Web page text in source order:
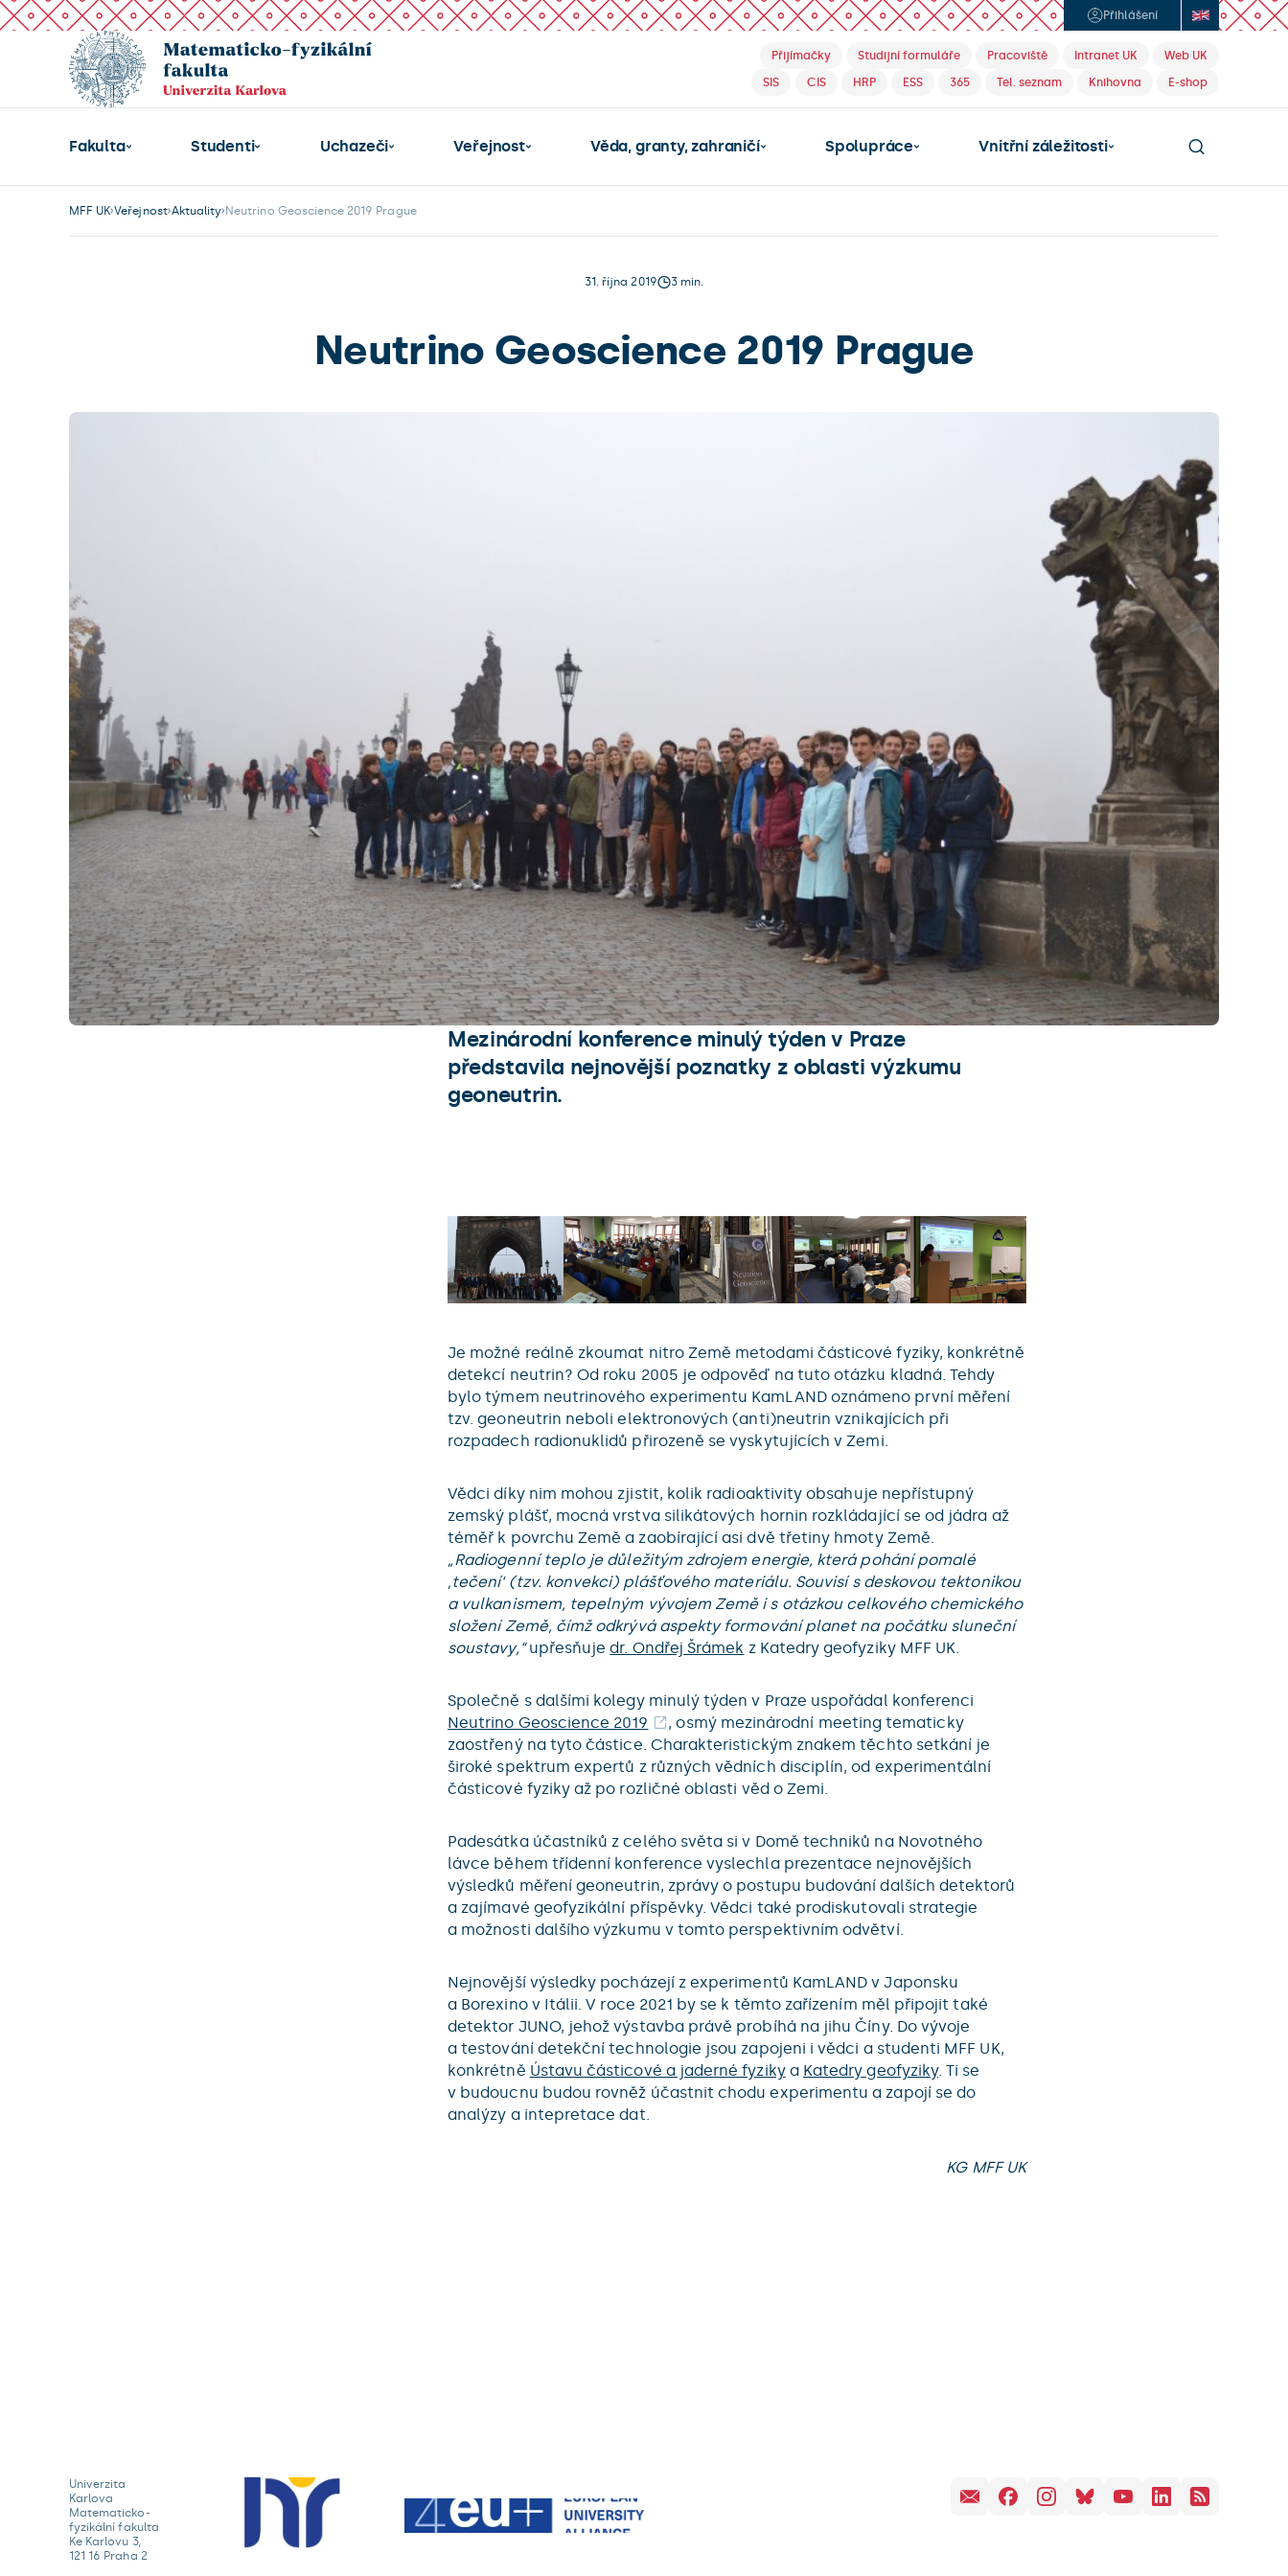
Přihlášení
Přijímačky Studijní formuláře Pracoviště Intranet UK
Web UK
SIS
CIS HRP ESS 365 Tel. seznam Knihovna E-shop
Fakulta Studenti Uchazeči Veřejnost Věda, granty, zahraničí Spolupráce Vnitřní záležitosti
MFF UK Veřejnost Aktuality Neutrino Geoscience 2019 Prague
31. října 2019 3 min.
Neutrino Geoscience 2019 Prague
Mezinárodní konference minulý týden v Praze
představila nejnovější poznatky z oblasti výzkumu
geoneutrin.
Je možné reálně zkoumat nitro Země metodami částicové fyziky, konkrétně
detekcí neutrin? Od roku 2005 je odpověď na tuto otázku kladná. Tehdy
bylo týmem neutrinového experimentu KamLAND oznámeno první měření
tzv. geoneutrin neboli elektronových (anti)neutrin vznikajících při
rozpadech radionuklidů přirozeně se vyskytujících v Zemi.
Vědci díky nim mohou zjistit, kolik radioaktivity obsahuje nepřístupný
zemský plášť, mocná vrstva silikátových hornin rozkládající se od jádra až
téměř k povrchu Země a zaobírající asi dvě třetiny hmoty Země.
„Radiogenní teplo je důležitým zdrojem energie, která pohání pomalé
‚tečení‘ (tzv. konvekci) plášťového materiálu. Souvisí s deskovou tektonikou
a vulkanismem, tepelným vývojem Země i s otázkou celkového chemického
složení Země, čímž odkrývá aspekty formování planet na počátku sluneční
soustavy,“upřesňujedr. Ondřej Šrámek z Katedry geofyziky MFF UK.
Společně s dalšími kolegy minulý týden v Praze uspořádal konferenci
Neutrino Geoscience 2019
, osmý mezinárodní meeting tematicky
zaostřený na tyto částice. Charakteristickým znakem těchto setkání je
široké spektrum expertů z různých vědních disciplín, od experimentální
částicové fyziky až po rozličné oblasti věd o Zemi.
Padesátka účastníků z celého světa si v Domě techniků na Novotného
lávce během třídenní konference vyslechla prezentace nejnovějších
výsledků měření geoneutrin, zprávy o postupu budování dalších detektorů
a zajímavé geofyzikální příspěvky. Vědci také prodiskutovali strategie
a možnosti dalšího výzkumu v tomto perspektivním odvětví.
Nejnovější výsledky pocházejí z experimentů KamLAND v Japonsku
a Borexino v Itálii. V roce 2021 by se k těmto zařízením měl připojit také
detektor JUNO, jehož výstavba právě probíhá na jihu Číny. Do vývoje
a testování detekční technologie jsou zapojeni i vědci a studenti MFF UK,
konkrétně Ústavu částicové a jaderné fyzikya Katedry geofyziky. Ti se
v budoucnu budou rovněž účastnit chodu experimentu a zapojí se do
analýzy a intepretace dat.
KG MFF UK
Univerzita
Karlova
Matematicko-
fyzikální fakulta
Ke Karlovu 3,
121 16 Praha 2